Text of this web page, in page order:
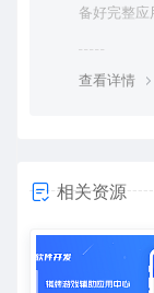
备好完整
查看详情
相关资源